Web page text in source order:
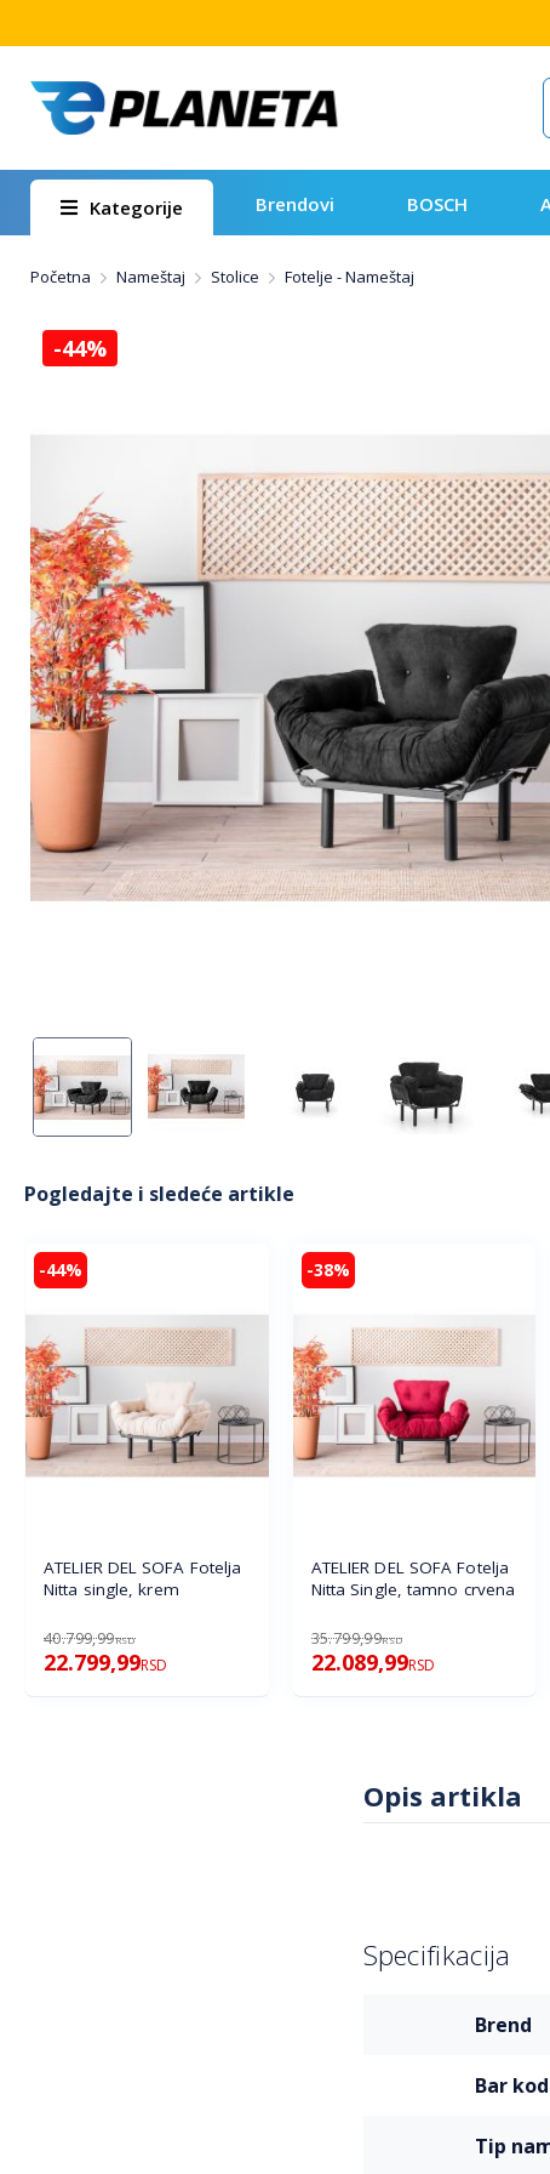
Kategorije Brendovi BOSCH
Početna Nameštaj Stolice Fotelje - Nameštaj
-44%
Pogledajte i sledeće artikle
-44%
ATELIER DEL SOFA Fotelja
Nitta single, krem
40.799,99RSD
22.799,99RSD
-38%
ATELIER DEL SOFA Fotelja
Nitta Single, tamno crvena
35.799,99RSD
22.089,99RSD
Opis artikla
Specifikacija
brend
bar kod
tip